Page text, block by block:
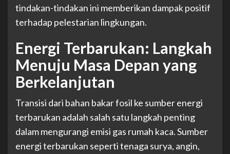
tindakan-tindakan ini memberikan dampak positif
terhadap pelestarian lingkungan.
Energi Terbarukan: Langkah
Menuju Masa Depan yang
Berkelanjutan
Transisi dari bahan bakar fosil ke sumber energi
terbarukan adalah salah satu langkah penting
dalam mengurangi emisi gas rumah kaca. Sumber
energi terbarukan seperti tenaga surya, angin,